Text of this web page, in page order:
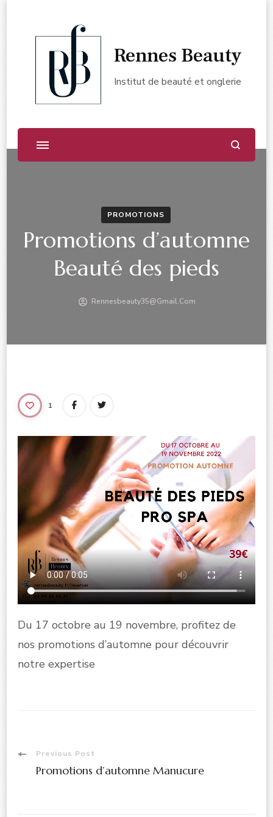
Rennes Beauty
Institut de beauté et onglerie
PROMOTIONS
Promotions d’automne
Beauté des pieds
Rennesbeauty35@gmail.com
1
Du 17 octobre au 19 novembre, profitez de
nos promotions d’automne pour découvrir
notre expertise
Post
Previous Post
Promotions d’automne Manucure